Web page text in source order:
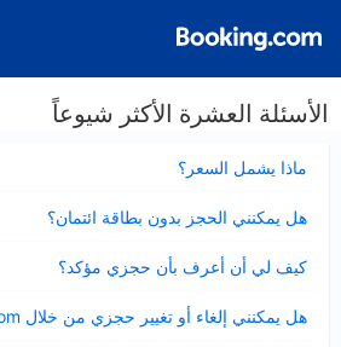
الأسئلة العشرة الأكثر شيوعاً
ماذا يشمل السعر؟
مصغر
هل يمكنني الحجز بدون بطاقة ائتمان؟
مصغر
كيف لي أن أعرف بأن حجزي مؤكد؟
مصغر
هل يمكنني إلغاء أو تغيير حجزي من خلال Booking.com؟
مصغر